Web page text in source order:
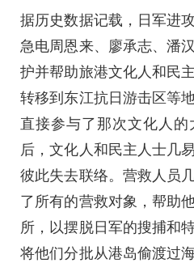
据历史数据记载，日军进
急电周恩来、廖承志、潘
护并帮助旅港文化人和民
转移到东江抗日游击区等
直接参与了那次文化人
后，文化人和民主人士几
彼此失去联络。营救人员
了所有的营救对象，帮助
所，以摆脱日军的搜捕和
将他们分批从港岛偷渡过